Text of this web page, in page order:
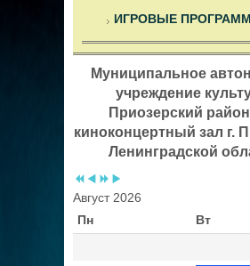
ИГРОВЫЕ
Муниципальное
учреждение
Приозерский
киноконцертный зал г.
Ленинградской
Август 2026
Пн
Вт